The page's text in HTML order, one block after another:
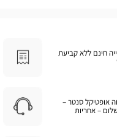
חינם ללא קביעת
אופטיקל סנטר –
– אחריות